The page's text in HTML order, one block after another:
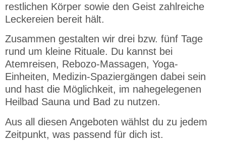
restlichen Körper sowie den Geist zahlreiche
Leckereien bereit hält.
Zusammen gestalten wir drei bzw. fünf Tage
rund um kleine Rituale. Du kannst bei
Atemreisen, Rebozo-Massagen, Yoga-
Einheiten, Medizin-Spaziergängen dabei sein
und hast die Möglichkeit, im nahegelegenen
Heilbad Sauna und Bad zu nutzen.
Aus all diesen Angeboten wählst du zu jedem
Zeitpunkt, was passend für dich ist.